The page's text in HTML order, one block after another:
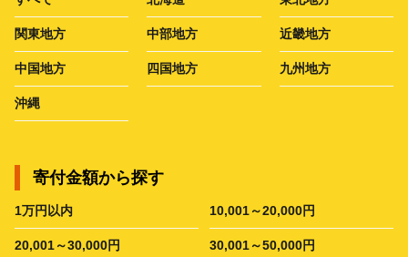
関東地方 中部地方 近畿地方
中国地方 四国地方 九州地方
沖縄
寄付金額から探す
1万円以内 10,001～20,000円
20,001～30,000円 30,001～50,000円